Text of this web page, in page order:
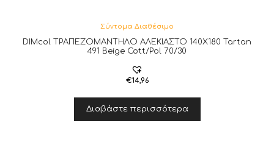
Σύντομα Διαθέσιμο
DIMcol ΤΡΑΠΕΖΟΜΑΝΤΗΛΟ ΑΛΕΚΙΑΣΤΟ 140X180 Tartan
491 Beige Cott/Pol 70/30
€14,96
Διαβάστε περισσότερα